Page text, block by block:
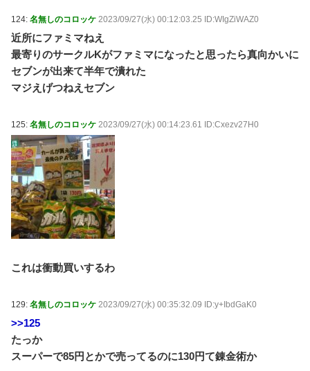
124: 名無しのコロッケ 2023/09/27(水) 00:12:03.25 ID:WIgZiWAZ0
近所にファミマねえ
最寄りのサークルKがファミマになったと思ったら真向かいに
セブンが出来て半年で潰れた
マジえげつねえセブン
125: 名無しのコロッケ 2023/09/27(水) 00:14:23.61 ID:Cxezv27H0
これは衝動買いするわ
129: 名無しのコロッケ 2023/09/27(水) 00:35:32.09 ID:y+IbdGaK0
>>125
たっか
スーパーで85円とかで売ってるのに130円て錬金術か